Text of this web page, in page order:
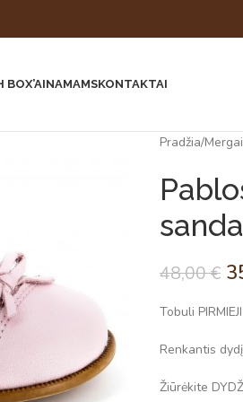
BOX’AINAMAMSKONTAKTAI
Pradžia
48,00€
Tobuli
Renkantis
Žiūrėkite